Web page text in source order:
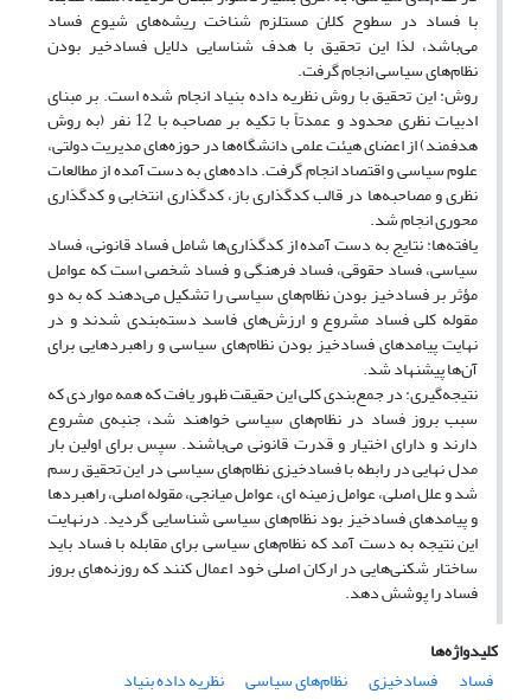
با فساد در سطوح کلان مستلزم شناخت ریشه‌های شیوع فساد
می‌باشد، لذا این تحقیق با هدف شناسایی دلایل فسادخیر بودن
نظام‌های سیاسی انجام گرفت.
روش: این تحقیق با روش نظریه داده بنیاد انجام شده است. بر مبنای
ادبیات نظری محدود و عمدتاً با تکیه بر مصاحبه با 12 نفر (به روش
هدفمند) از اعضای هیئت علمی دانشگاه‌ها در حوزه‌های مدیریت دولتی،
علوم سیاسی و اقتصاد انجام گرفت. داده‌های به دست آمده از مطالعات
نظری و مصاحبه‌ها در قالب کدگذاری باز، کدگذاری انتخابی و کدگذاری
محوری انجام شد.
یافته‌ها: نتایج به دست آمده از کدگذاری‌ها شامل فساد قانونی، فساد
سیاسی، فساد حقوقی، فساد فرهنگی و فساد شخصی است که عوامل
مؤثر بر فساد‌خیز بودن نظام‌های سیاسی را تشکیل می‌دهند که به دو
مقوله کلی فساد مشروع و ارزش‌های فاسد دسته‌بندی شدند و در
نهایت پیامد‌های فساد‌خیز بودن نظام‌های سیاسی و راهبرد‌هایی برای
آن‌ها پیشنهاد شد.
نتیجه‌گیری: در جمع‌بندی کلی این حقیقت ظهور یافت که همه مواردی که
سبب بروز فساد در نظام‌های سیاسی خواهند شد، جنبه‌ی مشروع
دارند و دارای اختیار و قدرت قانونی می‌باشند. سپس برای اولین بار
مدل نهایی در رابطه با فسادخیزی نظام‌های سیاسی در این تحقیق رسم
شد و علل اصلی، عوامل زمینه ای، عوامل میانجی، مقوله اصلی، راهبرد‌ها
و پیامد‌های فسادخیز بود نظام‌های سیاسی شناسایی گردید. در‌نهایت
این نتیجه به دست آمد که نظام‌های سیاسی برای مقابله با فساد باید
ساختار شکنی‌هایی در ارکان اصلی خود اعمال کنند که روزنه‌های بروز
فساد را پوشش دهد.
کلیدواژه‌ها
فساد
فسادخیزی نظام‌های سیاسی
نظریه داده بنیاد